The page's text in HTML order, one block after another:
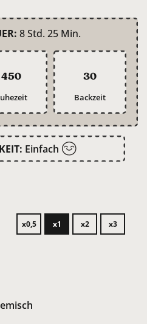
8 Std. 25 Min.
450 30
Backzeit
Einfach
x0,5 x1 x2
x3